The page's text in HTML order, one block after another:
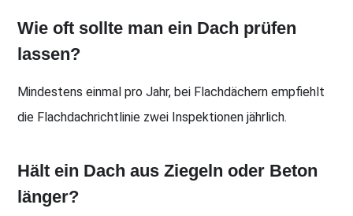
Wie oft sollte man ein Dach prüfen
lassen?
Mindestens einmal pro Jahr, bei Flachdächern empfiehlt
die Flachdachrichtlinie zwei Inspektionen jährlich.
Hält ein Dach aus Ziegeln oder Beton
länger?